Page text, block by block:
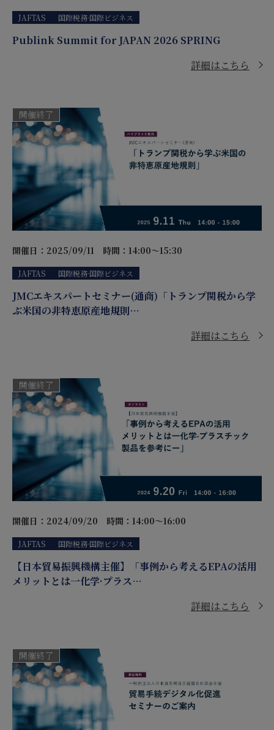
JAFTAS 国際税務·国際ビジネス
Publink Summit for JAPAN 2026 SPRING
詳細はこちら
開催終了
開催日：2025/09/11 時間：14:00～15:30
JAFTAS 国際税務·国際ビジネス
JMCエキスパートセミナー(通商)「トランプ関税から学
ぶ米国の非特恵原産地規則…
詳細はこちら
開催終了
開催日：2024/09/20 時間：14:00～16:00
JAFTAS 国際税務·国際ビジネス
【日本貿易振興機構主催】「事例から考えるEPAの活用
メリットとは一化学·プラス…
詳細はこちら
開催終了